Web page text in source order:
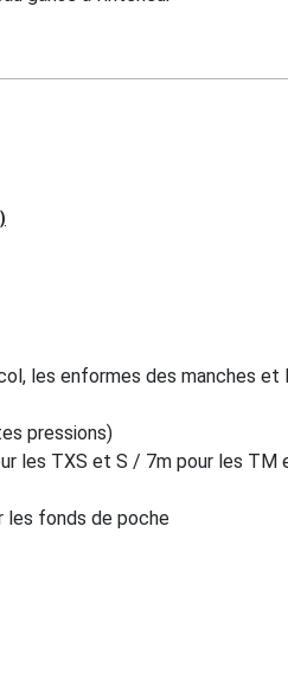
les enformes des manches et
pressions)
les TXS et S / 7m pour les TM
les fonds de poche